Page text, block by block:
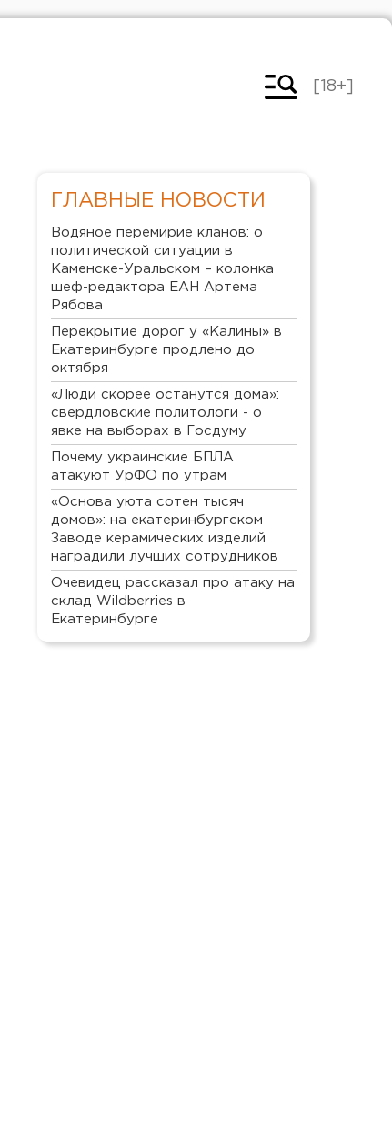
[18+]
ГЛАВНЫЕ НОВОСТИ
Водяное перемирие кланов: о
политической ситуации в
Каменске-Уральском – колонка
шеф-редактора ЕАН Артема
Рябова
Перекрытие дорог у «Калины» в
Екатеринбурге продлено до
октября
«Люди скорее останутся дома»:
свердловские политологи - о
явке на выборах в Госдуму
Почему украинские БПЛА
атакуют УрФО по утрам
«Основа уюта сотен тысяч
домов»: на екатеринбургском
Заводе керамических изделий
наградили лучших сотрудников
Очевидец рассказал про атаку на
склад Wildberries в
Екатеринбурге